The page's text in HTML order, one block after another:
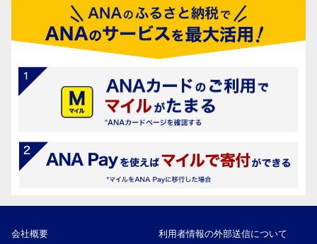
会社概要 利用者情報の外部送信について